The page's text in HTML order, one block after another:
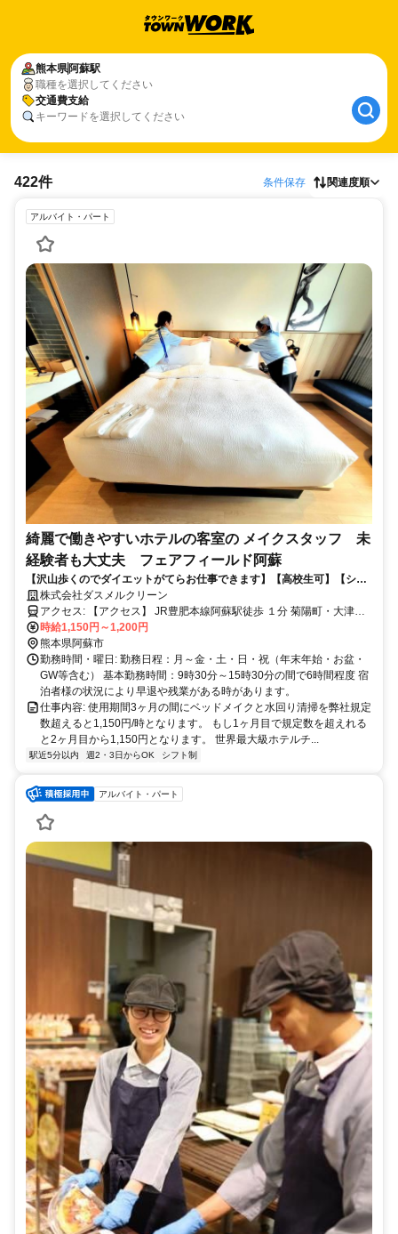
熊本県 阿蘇駅
職種を選択してください
交通費支給
キーワードを選択してください
422件 条件保存 関連度順
アルバイト・パート
綺麗で働きやすいホテルの客室の メイクスタッフ 未
経験者も大丈夫 フェアフィールド阿蘇
【沢山歩くのでダイエットがてらお仕事できます】【高校生可】【シニ
ア応援】【５０代も活躍中】【人柄重視の採用】【未経験の方歓迎】
【扶養範囲内歓迎】【人と接触する機会の少ない仕事】【阿蘇駅徒歩１
分】【フル勤務・平日のみ・土日祝日のみOK】
株式会社ダスメルクリーン
アクセス: 【アクセス】 JR豊肥本線阿蘇駅徒歩 １分 菊陽町・大津町
から車で30分程度
時給1,150円～1,200円
熊本県阿蘇市
勤務時間・曜日: 勤務日程：月～金・土・日・祝（年末年始・お盆・
GW等含む） 基本勤務時間：9時30分～15時30分の間で6時間程度 宿
泊者様の状況により早退や残業がある時があります。
仕事内容: 使用期間3ヶ月の間にベッドメイクと水回り清掃を弊社規定
数超えると1,150円/時となります。 もし1ヶ月目で規定数を超えれる
と2ヶ月目から1,150円となります。 世界最大級ホテルチ...
駅近5分以内 週2・3日からOK シフト制
アルバイト・パート